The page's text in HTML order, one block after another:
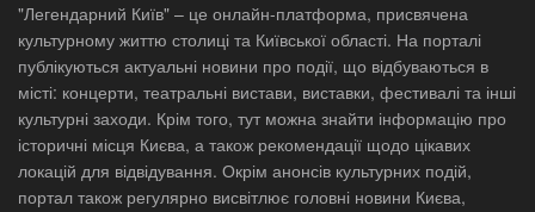
"Легендарний Київ" – це онлайн-платформа, присвячена
культурному життю столиці та Київської області. На порталі
публікуються актуальні новини про події, що відбуваються в
місті: концерти, театральні вистави, виставки, фестивалі та інші
культурні заходи. Крім того, тут можна знайти інформацію про
історичні місця Києва, а також рекомендації щодо цікавих
локацій для відвідування. Окрім анонсів культурних подій,
портал також регулярно висвітлює головні новини Києва,